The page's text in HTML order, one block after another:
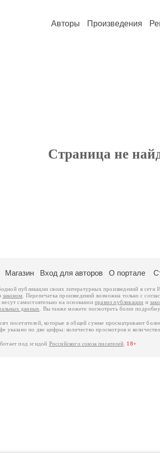
Авторы Произведения
Страница не
Магазин Вход для авторов О портале
публикации своих литературных произведений в сети
законом . Перепечатка произведений возможна только с
несут самостоятельно на основанииправил публикации и
данных . Вы также можете посмотреть более
посетителей, которые в общей сумме просматривают
указано по две цифры: количество просмотров и количество
под эгидой Российского союза писателей 18+